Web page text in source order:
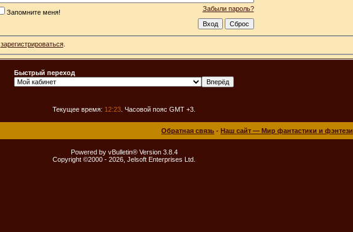
Забыли пароль?
Запомните меня!
зарегистрироваться.
Быстрый переход
Текущее время: 12:23 . Часовой пояс GMT +3.
Обратная связь - Наш сайт — Мир фантастики и фэнтези
Powered by vBulletin® Version 3.8.4
Copyright ©2000 - 2026, Jelsoft Enterprises Ltd.